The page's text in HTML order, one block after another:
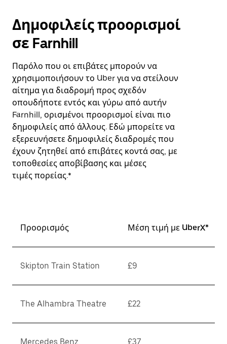
Δημοφιλείς προορισμοί
σε Farnhill
Παρόλο που οι επιβάτες μπορούν να
χρησιμοποιήσουν το Uber για να στείλουν
αίτημα για διαδρομή προς σχεδόν
οπουδήποτε εντός και γύρω από αυτήν
Farnhill, ορισμένοι προορισμοί είναι πιο
δημοφιλείς από άλλους. Εδώ μπορείτε να
εξερευνήσετε δημοφιλείς διαδρομές που
έχουν ζητηθεί από επιβάτες κοντά σας, με
τοποθεσίες αποβίβασης και μέσες
τιμές πορείας.*
Προορισμός Μέση τιμή με UberX*
Skipton Train Station £9
The Alhambra Theatre £22
Mercedes Benz £37